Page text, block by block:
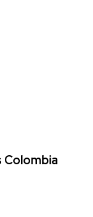
Colombia